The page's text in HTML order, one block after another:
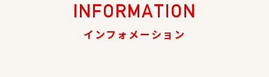
INFORMATION
インフォメーション